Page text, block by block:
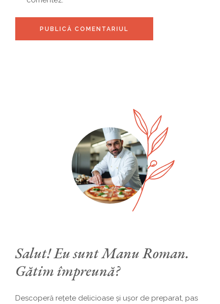
PUBLICĂ COMENTARIUL
Salut! Eu sunt Manu Roman.
Gătim împreună?
Descoperă rețete delicioase și ușor de preparat, pas